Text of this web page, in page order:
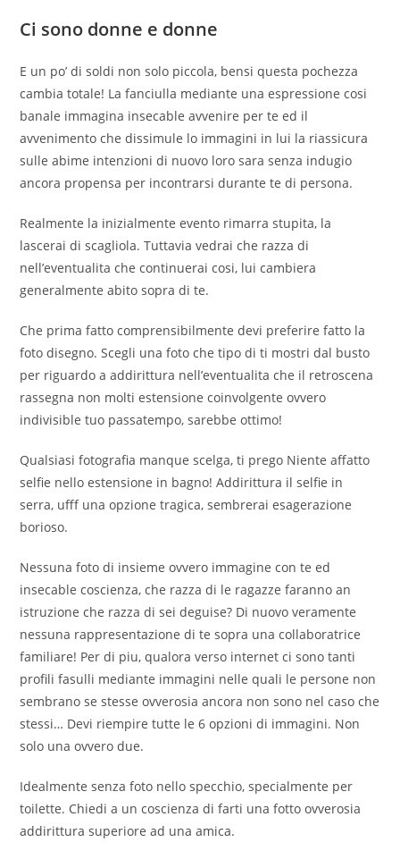
Ci sono donne e donne
E un po’ di soldi non solo piccola, bensi questa pochezza
cambia totale! La fanciulla mediante una espressione cosi
banale immagina insecable avvenire per te ed il
avvenimento che dissimule lo immagini in lui la riassicura
sulle abime intenzioni di nuovo loro sara senza indugio
ancora propensa per incontrarsi durante te di persona.
Realmente la inizialmente evento rimarra stupita, la
lascerai di scagliola. Tuttavia vedrai che razza di
nell’eventualita che continuerai cosi, lui cambiera
generalmente abito sopra di te.
Che prima fatto comprensibilmente devi preferire fatto la
foto disegno. Scegli una foto che tipo di ti mostri dal busto
per riguardo a addirittura nell’eventualita che il retroscena
rassegna non molti estensione coinvolgente ovvero
indivisible tuo passatempo, sarebbe ottimo!
Qualsiasi fotografia manque scelga, ti prego Niente affatto
selfie nello estensione in bagno! Addirittura il selfie in
serra, ufff una opzione tragica, sembrerai esagerazione
borioso.
Nessuna foto di insieme ovvero immagine con te ed
insecable coscienza, che razza di le ragazze faranno an
istruzione che razza di sei deguise? Di nuovo veramente
nessuna rappresentazione di te sopra una collaboratrice
familiare! Per di piu, qualora verso internet ci sono tanti
profili fasulli mediante immagini nelle quali le persone non
sembrano se stesse ovverosia ancora non sono nel caso che
stessi… Devi riempire tutte le 6 opzioni di immagini. Non
solo una ovvero due.
Idealmente senza foto nello specchio, specialmente per
toilette. Chiedi a un coscienza di farti una fotto ovverosia
addirittura superiore ad una amica.